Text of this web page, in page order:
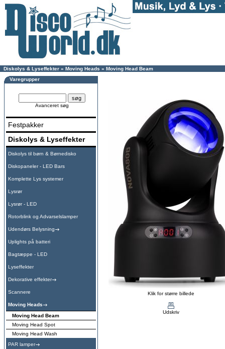
Diskolys & Lyseffekter » Moving Heads » Moving Head Beam
Varegrupper
Avanceret søg
Festpakker
Diskolys & Lyseffekter
Diskolys til børn & Børnedisko
Diskopaneler - LED Bars
Komplette Lys systemer
Lysrør
Lysrør - LED
Rotorblink og Advarselslamper
Udendørs Belysning
Uplights på batteri
Bagtæppe - LED
Lyseffekter
Dekorative effekter
Scannere
Moving Heads
Moving Head Beam
Moving Head Spot
Moving Head Wash
PAR lamper
Klik for større billede
Udskriv